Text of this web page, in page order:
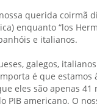
querida coirmã
enquanto “los
e italianos.
galegos,
é que
eles são apenas
PIB americano. O